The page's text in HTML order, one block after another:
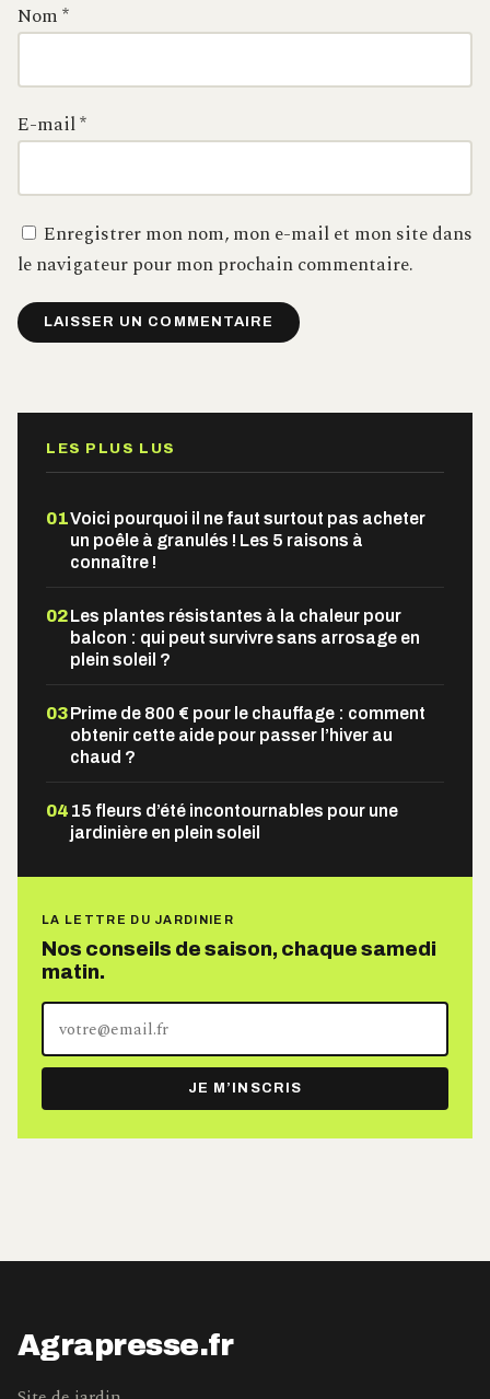
Nom*
E-mail*
Enregistrer mon nom, mon e-mail et mon site dans
le navigateur pour mon prochain commentaire.
LES PLUS LUS
01Voici pourquoi il ne faut surtout pas acheter
un poêle à granulés ! Les 5 raisons à
connaître !
02Les plantes résistantes à la chaleur pour
balcon : qui peut survivre sans arrosage en
plein soleil ?
03Prime de 800 € pour le chauffage : comment
obtenir cette aide pour passer l’hiver au
chaud ?
04 15 fleurs d’été incontournables pour une
jardinière en plein soleil
LA LETTRE DU JARDINIER
Nos conseils de saison, chaque samedi
matin.
adresse
e-
mail
JE M’INSCRIS
Agrapresse.fr